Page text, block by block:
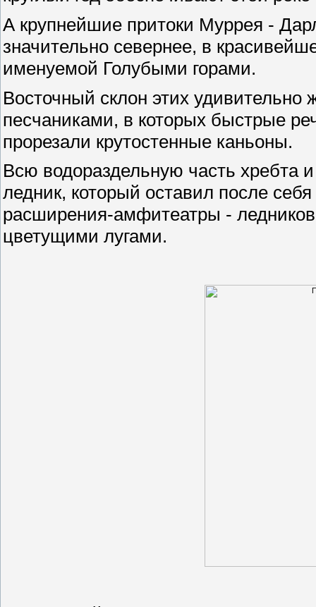
А крупнейшие притоки Муррея -
значительно севернее, в
именуемой Голубыми горами.
Восточный склон этих
песчаниками, в которых быстрые
прорезали крутостенные каньоны.
Всю водораздельную часть хребта
ледник, который оставил после
расширения-амфитеатры -
цветущими лугами.